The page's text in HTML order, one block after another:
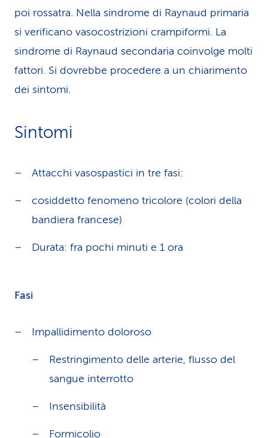
poi rossatra. Nella sindrome di Raynaud primaria
si verificano vasocostrizioni crampiformi. La
sindrome di Raynaud secondaria coinvolge molti
fattori. Si dovrebbe procedere a un chiarimento
dei sintomi.
Sintomi
Attacchi vasospastici in tre fasi:
cosiddetto fenomeno tricolore (colori della
bandiera francese)
Durata: fra pochi minuti e 1 ora
Fasi
Impallidimento doloroso
Restringimento delle arterie, flusso del
sangue interrotto
Insensibilità
Formicolio